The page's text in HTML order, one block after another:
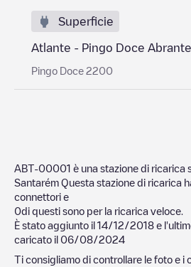
Superficie
Atlante - Pingo Doce
Pingo Doce 2200
ABT-00001 è una stazione di ricarica
Santarém Questa stazione di ricarica
connettori e
0di questi sono per la ricarica veloce.
È stato aggiunto il 14/12/2018 e
caricato il 06/08/2024
Ti consigliamo di controllare le foto e i